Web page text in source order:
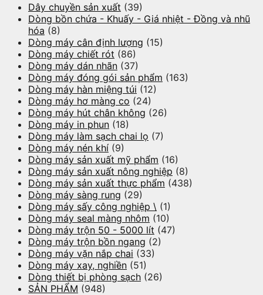
Dây chuyền sản xuất (39)
Dòng bồn chứa - Khuấy - Giá nhiệt - Đồng và nhũ
hóa (8)
Dòng máy cân định lượng (15)
Dòng máy chiết rót (86)
Dòng máy dán nhãn (37)
Dòng máy đóng gói sản phẩm (163)
Dòng máy hàn miệng túi (12)
Dòng máy hơ màng co (24)
Dòng máy hút chân không (26)
Dòng máy in phun (18)
Dòng máy làm sạch chai lọ (7)
Dòng máy nén khí (9)
Dòng máy sản xuất mỹ phẩm (16)
Dòng máy sản xuất nông nghiệp (8)
Dòng máy sản xuất thực phẩm (438)
Dòng máy sàng rung (29)
Dòng máy sấy công nghiệp \ (1)
Dòng máy seal màng nhôm (10)
Dòng máy trộn 50 - 5000 lít (47)
Dòng máy trộn bồn ngang (2)
Dòng máy vặn nắp chai (33)
Dòng máy xay, nghiền (51)
Dòng thiết bị phòng sạch (26)
SẢN PHẨM (948)